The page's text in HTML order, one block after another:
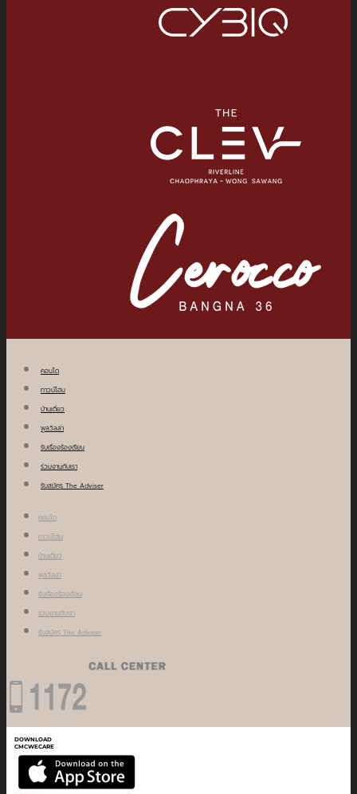
คอนโด
ทาวน์โฮม
บ้านเดี่ยว
พูลวิลล่า
รับเรื่องร้องเรียน
ร่วมงานกับเรา
รับสมัคร The Adviser
คอนโด
ทาวน์โฮม
บ้านเดี่ยว
พูลวิลล่า
รับเรื่องร้องเรียน
ร่วมงานกับเรา
รับสมัคร The Adviser
DOWNLOAD
CMCWECARE